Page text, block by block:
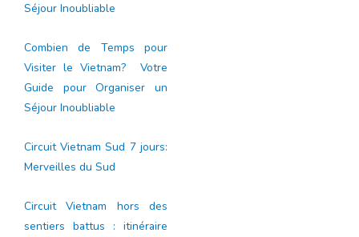
Séjour Inoubliable
Combien de Temps pour
Visiter le Vietnam? Votre
Guide pour Organiser un
Séjour Inoubliable
Circuit Vietnam Sud 7 jours:
Merveilles du Sud
Circuit Vietnam hors des
sentiers battus : itinéraire